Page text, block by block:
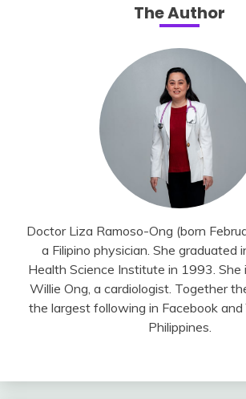
The Author
Doctor Liza Ramoso-Ong (born
a Filipino physician. She graduated
Health Science Institute in 1993. She
Willie Ong, a cardiologist. Together
the largest following in Facebook and
Philippines.